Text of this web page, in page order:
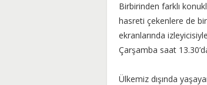
Birbirinden farklı
hasreti çekenlere de
ekranlarında
Çarşamba saat
Ülkemiz dışında